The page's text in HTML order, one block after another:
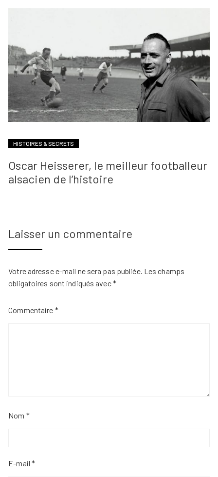
HISTOIRES & SECRETS
Oscar Heisserer, le meilleur footballeur
alsacien de l’histoire
Laisser un commentaire
Votre adresse e-mail ne sera pas publiée. Les champs
obligatoires sont indiqués avec*
Commentaire *
Nom *
E-mail*